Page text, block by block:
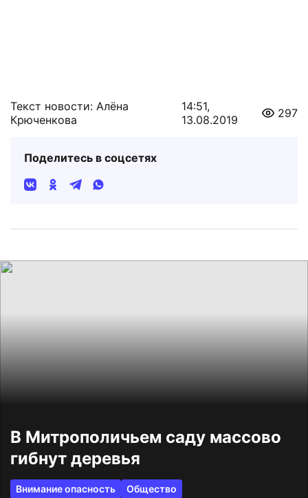
Текст новости: Алёна
Крюченкова
14:51,
13.08.2019
297
Поделитесь в соцсетях
В Митрополичьем саду массово
гибнут деревья
Внимание опасность
Общество